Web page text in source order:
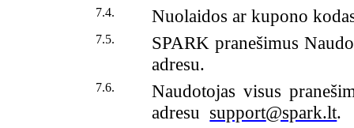
7.4. Nuolaidos ar kupono
7.5.
SPARK pranešimus
adresu.
7.6.
Naudotojas visus
adresu support@spark.lt.